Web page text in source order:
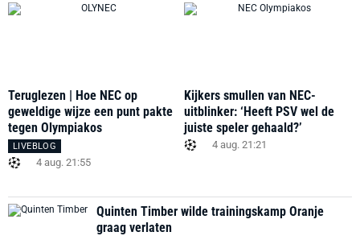
Teruglezen | Hoe NEC op
geweldige wijze een punt pakte
tegen Olympiakos
LIVEBLOG
4 aug. 21:55
Kijkers smullen van NEC-
uitblinker: ‘Heeft PSV wel de
juiste speler gehaald?’
4 aug. 21:21
Quinten Timber wilde trainingskamp Oranje
graag verlaten